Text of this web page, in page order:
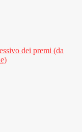
dei premi (da